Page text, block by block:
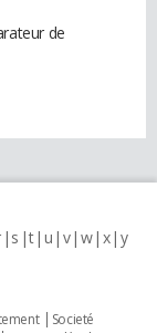
de
s t u v w x y
Societé